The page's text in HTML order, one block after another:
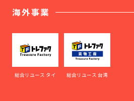
海外事業
総合リユース タイ 総合リユース 台湾